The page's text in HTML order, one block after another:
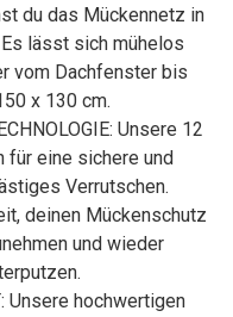
du das Mückennetz in
lässt sich mühelos
vom Dachfenster bis
x 130 cm.
Unsere 12
für eine sichere und
Verrutschen.
deinen Mückenschutz
und wieder
Unsere hochwertigen